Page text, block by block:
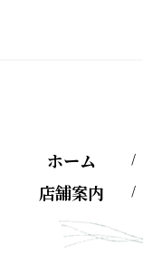
ホーム
店舗案内